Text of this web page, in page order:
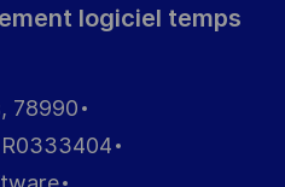
logiciel temps
78990
R0333404